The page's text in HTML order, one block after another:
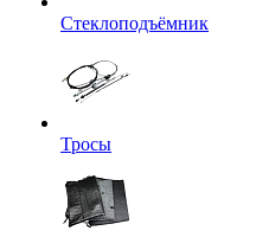
Стеклоподъёмник
Тросы